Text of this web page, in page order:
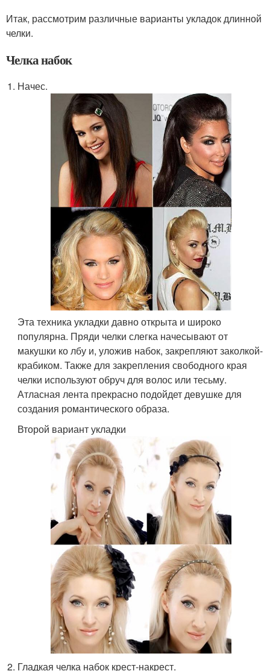
Итак, рассмотрим различные варианты укладок длинной
челки.
Челка набок
Начес.
Эта техника укладки давно открыта и широко
популярна. Пряди челки слегка начесывают от
макушки ко лбу и, уложив набок, закрепляют заколкой-
крабиком. Также для закрепления свободного края
челки используют обруч для волос или тесьму.
Атласная лента прекрасно подойдет девушке для
создания романтического образа.
Второй вариант укладки
Гладкая челка набок крест-накрест.